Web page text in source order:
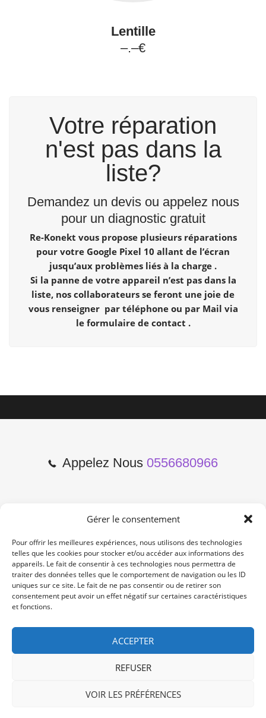
Gérer le consentement
Pour offrir les meilleures expériences, nous utilisons des technologies
telles que les cookies pour stocker et/ou accéder aux informations des
appareils. Le fait de consentir à ces technologies nous permettra de
traiter des données telles que le comportement de navigation ou les ID
uniques sur ce site. Le fait de ne pas consentir ou de retirer son
consentement peut avoir un effet négatif sur certaines caractéristiques
et fonctions.
ACCEPTER
REFUSER
VOIR LES PRÉFÉRENCES
Lentille
–.–€
Votre réparation
n'est pas dans la
liste?
Demandez un devis ou appelez nous
pour un diagnostic gratuit
Re-Konekt vous propose plusieurs réparations
pour votre Google Pixel 10 allant de l’écran
jusqu’aux problèmes liés à la charge .
Si la panne de votre appareil n’est pas dans la
liste, nos collaborateurs se feront une joie de
vous renseigner par téléphone ou par Mail via
le formulaire de contact .
Appelez Nous 0556680966
2 Cours de l'Yser 33800
Bordeaux
Lun-Samedi: 10:00 -19:00
Non Stop
/ /